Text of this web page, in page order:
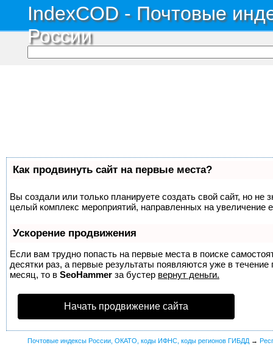
IndexCOD - Почтовые
России
Как продвинуть сайт на первые места?
Вы создали или только планируете создать свой сайт, но не
целый комплекс мероприятий, направленных на увеличение
Ускорение продвижения
Если вам трудно попасть на первые места в поиске
десятки раз, а первые результаты появляются уже в
месяц, то в SeoHammer за бустер вернут деньги.
Начать продвижение сайта
Почтовые индексы России, ОКАТО, коды ИФНС, коды регионов ГИБДД →